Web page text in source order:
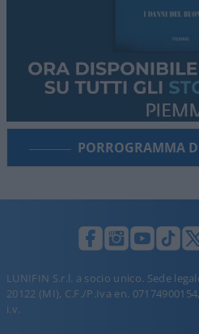
PORROGRAMMA
LUNIFIN S.r.l. a socio unico. Sede
20122 (MI), C.F./P.Iva en.
i.v.